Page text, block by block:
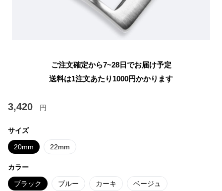
ご注文確定から7~28日でお届け予定
送料は1注文あたり 1000円かかります
3,420 円
サイズ
20mm 22mm
カラー
ブラック ブルー カーキ ベージュ